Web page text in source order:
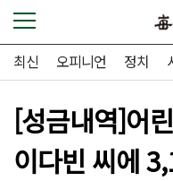
최신 오피니언 정치
[성금내역]어
이다빈 씨에